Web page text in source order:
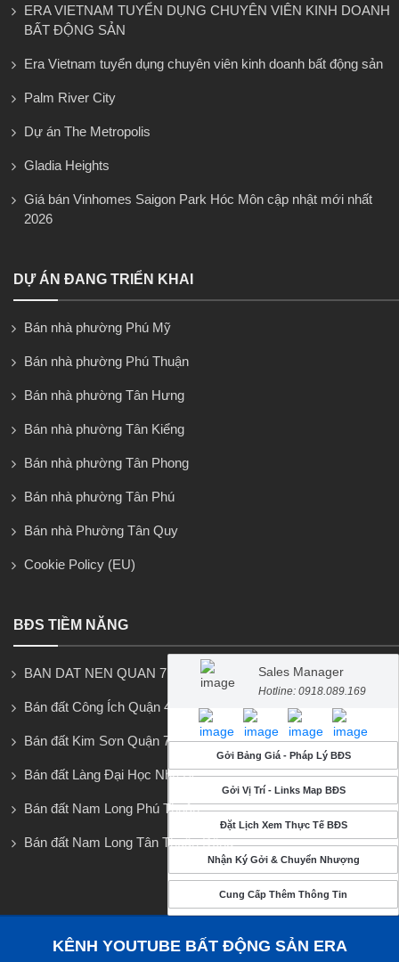
Sales Manager
Hotline: 0918.089.169
Gởi Bảng Giá - Pháp Lý BĐS
Gởi Vị Trí - Links Map BĐS
Đặt Lịch Xem Thực Tế BĐS
Nhận Ký Gởi & Chuyển Nhượng
Cung Cấp Thêm Thông Tin
ERA VIETNAM TUYỂN DỤNG CHUYÊN VIÊN KINH DOANH
BẤT ĐỘNG SẢN
Era Vietnam tuyển dụng chuyên viên kinh doanh bất động sản
Palm River City
Dự án The Metropolis
Gladia Heights
Giá bán Vinhomes Saigon Park Hóc Môn cập nhật mới nhất
2026
DỰ ÁN ĐANG TRIỂN KHAI
Bán nhà phường Phú Mỹ
Bán nhà phường Phú Thuận
Bán nhà phường Tân Hưng
Bán nhà phường Tân Kiểng
Bán nhà phường Tân Phong
Bán nhà phường Tân Phú
Bán nhà Phường Tân Quy
Cookie Policy (EU)
BĐS TIỀM NĂNG
BAN DAT NEN QUAN 7
Bán đất Công Ích Quận 4
Bán đất Kim Sơn Quận 7
Bán đất Làng Đại Học Nhà Bè
Bán đất Nam Long Phú Thuận
Bán đất Nam Long Tân Thuận Đông
KÊNH YOUTUBE BẤT ĐỘNG SẢN ERA